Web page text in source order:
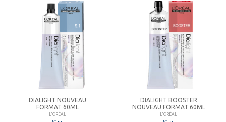
DIALIGHT NOUVEAU
FORMAT 60ML
L'ORÉAL
DIALIGHT BOOSTER
NOUVEAU FORMAT 60ML
L'ORÉAL